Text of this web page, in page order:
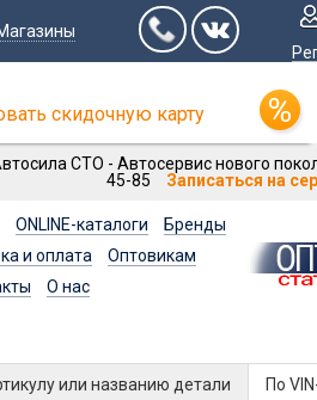
скидочную карту
СТО - Автосервис нового
45-85
Записаться на
ONLINE-каталоги
Бренды
и оплата
Оптовикам
О нас
или названию детали По